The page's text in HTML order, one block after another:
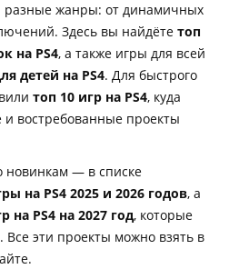
разные жанры: от динамичных
Здесь вы найдёте топ
на PS4, а также игры для всей
детей на PS4. Для быстрого
топ 10 игр на PS4, куда
востребованные проекты
новинкам — в списке
на PS4 2025 и 2026 годов, а
PS4 на 2027 год, которые
Все эти проекты можно взять в